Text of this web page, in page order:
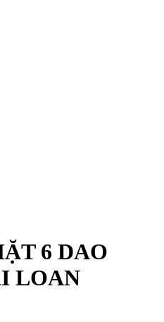
6 DAO
LOAN